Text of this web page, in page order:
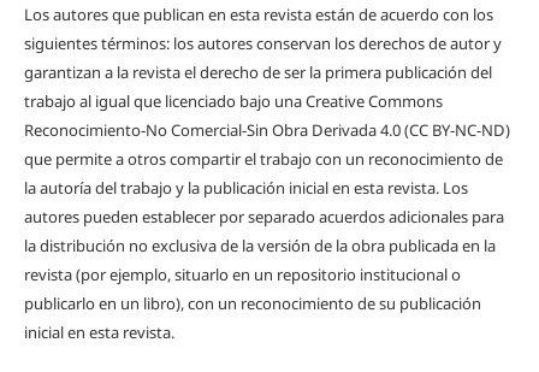
Los autores que publican en esta revista están de acuerdo con los
siguientes términos: los autores conservan los derechos de autor y
garantizan a la revista el derecho de ser la primera publicación del
trabajo al igual que licenciado bajo una Creative Commons
Reconocimiento-No Comercial-Sin Obra Derivada 4.0 (CC BY-NC-ND)
que permite a otros compartir el trabajo con un reconocimiento de
la autoría del trabajo y la publicación inicial en esta revista. Los
autores pueden establecer por separado acuerdos adicionales para
la distribución no exclusiva de la versión de la obra publicada en la
revista (por ejemplo, situarlo en un repositorio institucional o
publicarlo en un libro), con un reconocimiento de su publicación
inicial en esta revista.